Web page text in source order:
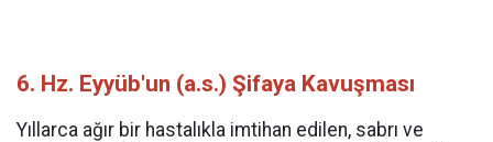
6. Hz. Eyyüb'un (a.s.) Şifaya Kavuşması
Yıllarca ağır bir hastalıkla imtihan edilen, sabrı ve